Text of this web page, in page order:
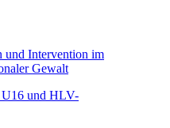
und Intervention im
Gewalt
und HLV-